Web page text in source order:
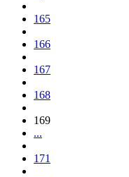
165
166
167
168
169
...
171